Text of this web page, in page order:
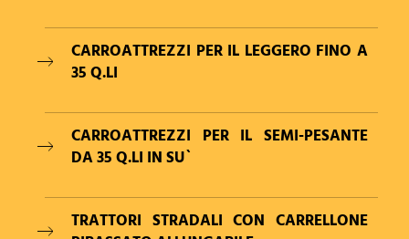
CARROATTREZZI PER IL LEGGERO FINO A
35 Q.LI
CARROATTREZZI PER IL SEMI-PESANTE
DA 35 Q.LI IN SU`
TRATTORI STRADALI CON CARRELLONE